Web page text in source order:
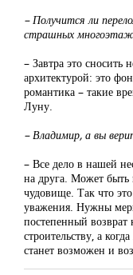
– Получится ли
страшных
– Завтра это сносить
архитектурой: это
романтика – такие
Луну.
– Владимир, а вы
– Все дело в нашей
на друга. Может
чудовище. Так что
уважения. Нужны
постепенный
строительству, а
станет возможен и